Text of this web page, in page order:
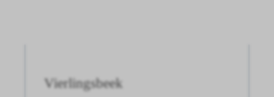
Vierlingsbeek